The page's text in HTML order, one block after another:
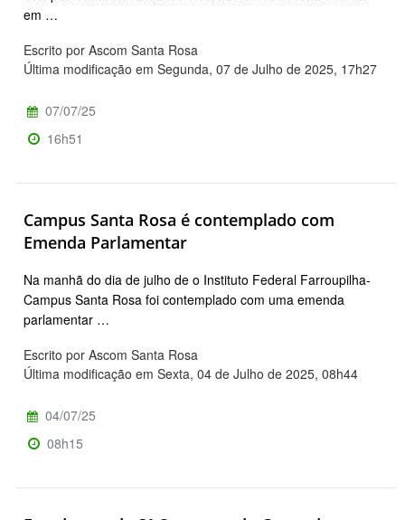
em …
Escrito por Ascom Santa Rosa
Última modificação em Segunda, 07 de Julho de 2025, 17h27
07/07/25
16h51
Campus Santa Rosa é contemplado com
Emenda Parlamentar
Na manhã do dia de julho de o Instituto Federal Farroupilha-
Campus Santa Rosa foi contemplado com uma emenda
parlamentar …
Escrito por Ascom Santa Rosa
Última modificação em Sexta, 04 de Julho de 2025, 08h44
04/07/25
08h15